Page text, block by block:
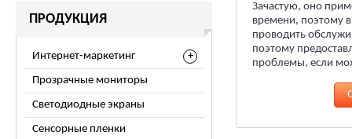
ПРОДУКЦИЯ
Интернет-маркетинг
Прозрачные мониторы
Светодиодные экраны
Сенсорные пленки
Зачастую, оно
времени, поэтому в
проводить
поэтому
проблемы, если